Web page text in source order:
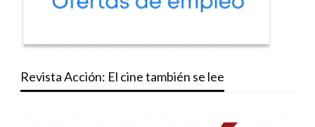
Revista Acción: El cine también se lee